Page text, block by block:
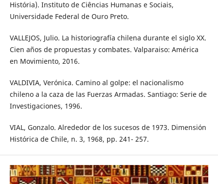
História). Instituto de Ciências Humanas e Sociais,
Universidade Federal de Ouro Preto.
VALLEJOS, Julio. La historiografía chilena durante el siglo XX.
Cien años de propuestas y combates. Valparaiso: América
en Movimiento, 2016.
VALDIVIA, Verónica. Camino al golpe: el nacionalismo
chileno a la caza de las Fuerzas Armadas. Santiago: Serie de
Investigaciones, 1996.
VIAL, Gonzalo. Alrededor de los sucesos de 1973. Dimensión
Histórica de Chile, n. 3, 1968, pp. 241- 257.